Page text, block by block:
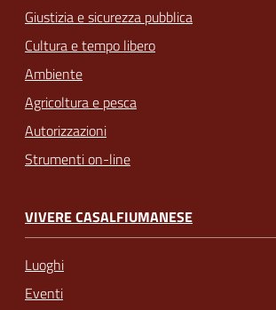
Giustizia e sicurezza pubblica
Cultura e tempo libero
Ambiente
Agricoltura e pesca
Autorizzazioni
Strumenti on-line
VIVERE CASALFIUMANESE
Luoghi
Eventi